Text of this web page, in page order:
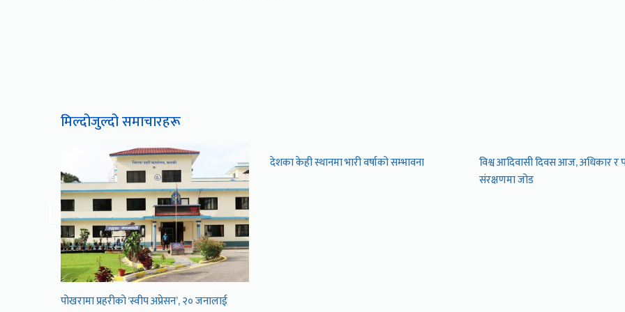
मिल्दोजुल्दो समाचारहरू
पोखरामा प्रहरीको ‘स्वीप अप्रेसन’, २० जनालाई
देशका केही स्थानमा भारी वर्षाको सम्भावना
विश्व आदिवासी दिवस आज, अधिकार र
संरक्षणमा जोड